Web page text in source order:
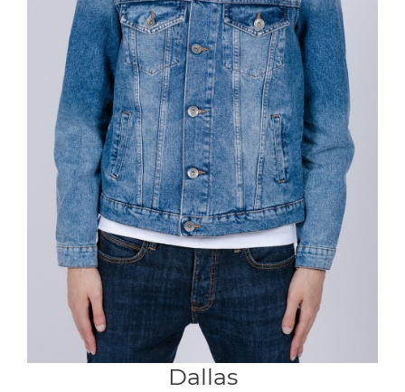
Dallas